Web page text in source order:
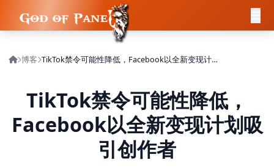
博客 TikTok禁令可能性降低，Facebook以全新变现计划吸引创作者
TikTok禁令可能性降低，
Facebook以全新变现计划吸
引创作者